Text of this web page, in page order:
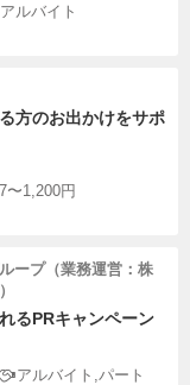
アルバイト
方のお出かけをサポ
〜1,200円
ープ（業務運営：株
るPRキャンペーン
アルバイト,パート